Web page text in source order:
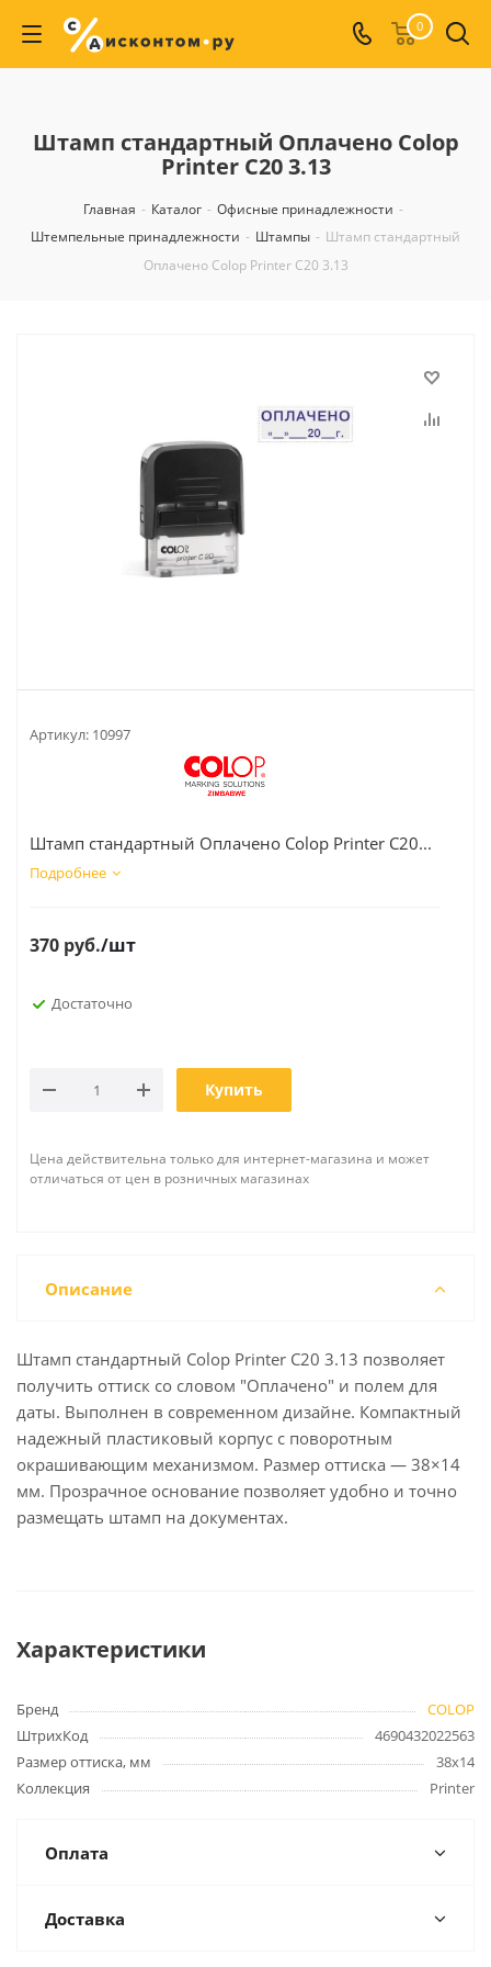
0
Штамп стандартный Оплачено Colop
Printer C20 3.13
Главная - Каталог - Офисные принадлежности -
Штемпельные принадлежности - Штампы - Штамп стандартный
Оплачено Colop Printer C20 3.13
Артикул: 10997
Штамп стандартный Оплачено Colop Printer C20...
Подробнее
370 руб./шт
Достаточно
Купить
Цена действительна только для интернет-магазина и может
отличаться от цен в розничных магазинах
Описание
Штамп стандартный Colop Printer C20 3.13 позволяет
получить оттиск со словом "Оплачено" и полем для
даты. Выполнен в современном дизайне. Компактный
надежный пластиковый корпус с поворотным
окрашивающим механизмом. Размер оттиска — 38×14
мм. Прозрачное основание позволяет удобно и точно
размещать штамп на документах.
Характеристики
Бренд
COLOP
ШтрихКод
4690432022563
Размер оттиска, мм
38х14
Коллекция
Printer
Оплата
Доставка